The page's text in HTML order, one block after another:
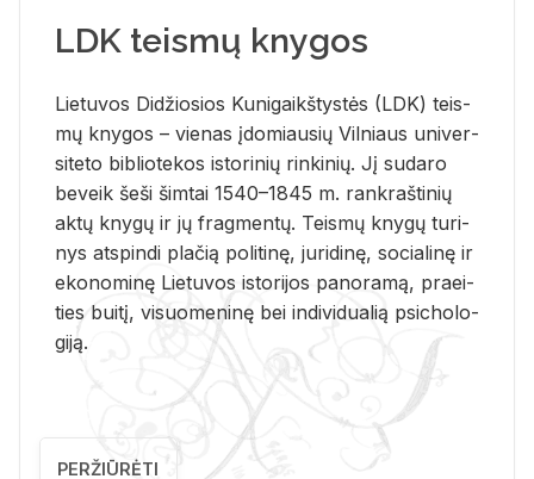
LDK teismų knygos
Lie­tu­vos Di­džio­sios Ku­ni­gaikš­tys­tės (LDK) teis­
mų kny­gos – vie­nas įdo­miau­sių Vil­niaus uni­ver­
si­te­to bi­b­lio­te­kos is­to­ri­nių rin­ki­nių. Jį su­da­ro
be­veik šeši šim­tai 1540–1845 m. rank­raš­ti­nių
aktų kny­gų ir jų frag­men­tų. Teis­mų kny­gų tu­ri­
nys at­spin­di pla­čią po­li­ti­nę, ju­ri­di­nę, so­cia­li­nę ir
eko­no­mi­nę Lie­tu­vos is­to­ri­jos pa­no­ra­mą, pra­ei­
ties bui­tį, vi­suo­me­ni­nę bei in­di­vi­dua­lią psi­cho­lo­
gi­ją.
PERŽIŪRĖTI